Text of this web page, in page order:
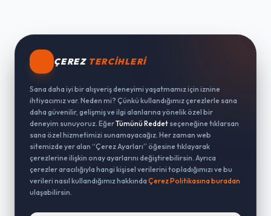
ÇEREZ TERCIHLERI
Sana daha iyi bir alışveriş deneyimi yaşatmamız için iznine
ihtiyacımız var. Neden mi? Çünkü kullandığımız çerezlerle sana
daha güvenilir, gelişmiş ve ilgi alanlarına yönelik özel bir
deneyim sunuyoruz. EğerTümünü Reddet seçeneğine tıklarsan
sana özel hizmetimizi sunamayacağız. Her zaman web
sitemizde yer alan “Çerez Ayarları” öğesine tıklayarak
çerezlerine ilişkin onay ayarlarını değiştirebilirsin. Ayrıca
çerezler aracılığıyla hangi kişisel verilerini topladığımızı ve bu
verileri nasıl kullandığımız hakkında Çerez Politikasına buradan
ulaşabilirsin.